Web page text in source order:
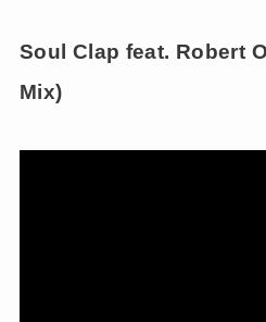
Soul Clap feat. Robert
Mix)